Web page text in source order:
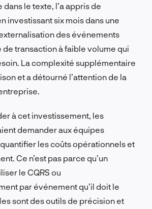
le texte, l’a appris de
investissant six mois dans une
des événements
de transaction à faible volume qui
La complexité supplémentaire
et a détourné l’attention de la
à cet investissement, les
demander aux équipes
les coûts opérationnels et
Ce n’est pas parce qu’un
le CQRS ou
par événement qu’il doit le
sont des outils de précision et